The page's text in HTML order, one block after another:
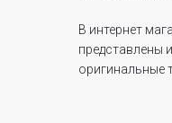
В интернет
представлены
оригинальные